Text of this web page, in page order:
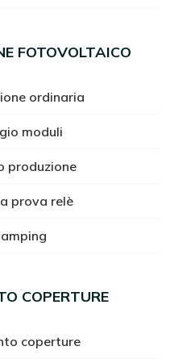
FOTOVOLTAICO
ordinaria
moduli
produzione
prova relè
COPERTURE
coperture